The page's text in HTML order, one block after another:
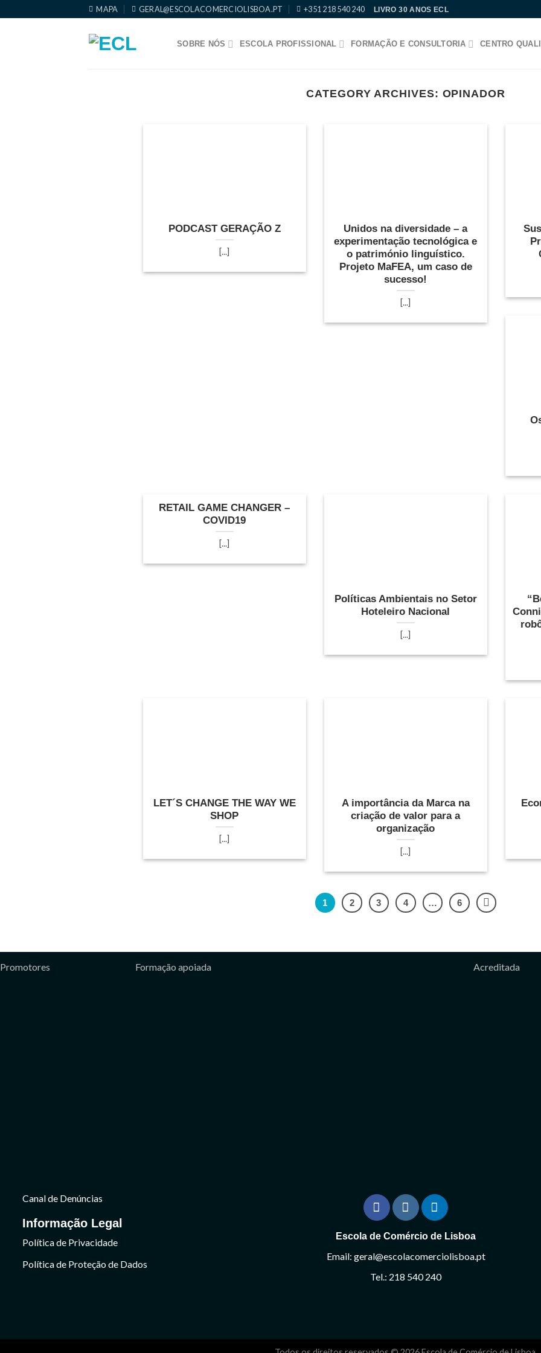
to
MAPA GERAL@ESCOLACOMERCIOLISBOA.PT +351 218 540 240 LIVRO 30 ANOS ECL
SOBRE NÓS ESCOLA PROFISSIONAL FORMAÇÃO E CONSULTORIA CENTRO
CATEGORY ARCHIVES: OPINADOR
PODCAST GERAÇÃO Z
[...]
Unidos na diversidade – a
experimentação tecnológica e
o património linguístico.
Projeto MaFEA, um caso de
sucesso!
[...]
RETAIL GAME CHANGER –
COVID19
[...]
Políticas Ambientais no Setor
Hoteleiro Nacional
[...]
LET´S CHANGE THE WAY WE
SHOP
[...]
A importância da Marca na
criação de valor para a
organização
[...]
1 2 3 4 … 6
Promotores Formação apoiada Acreditada
Canal de Denúncias
Informação Legal
Política de Privacidade
Política de Proteção de Dados
Escola de Comércio de Lisboa
Email: geral@escolacomerciolisboa.pt
Tel.: 218 540 240